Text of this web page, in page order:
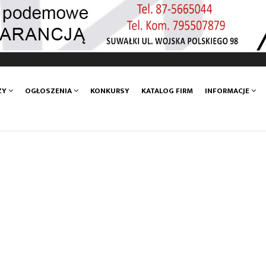
OGŁOSZENIA KONKURSY KATALOG FIRM INFORMACJE